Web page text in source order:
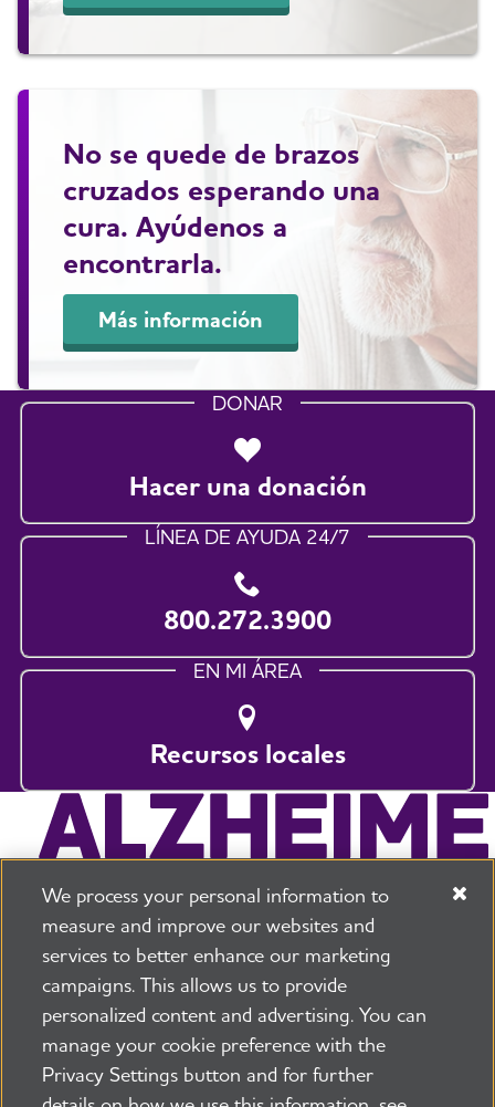
No se quede de brazos
cruzados esperando una
cura. Ayúdenos a
encontrarla.
Más información
DONAR
Hacer una donación
LÍNEA DE AYUDA 24/7
800.272.3900
EN MI ÁREA
Recursos locales
225 N Michigan Ave. Floor 17 Chicago, IL 60601
800.272.3900
Trabajos
Política de seguridad y privacidad
Términos de uso Sala de prensa Transparencia
We process your personal information to
measure and improve our websites and
services to better enhance our marketing
campaigns. This allows us to provide
personalized content and advertising. You can
manage your cookie preference with the
Privacy Settings button and for further